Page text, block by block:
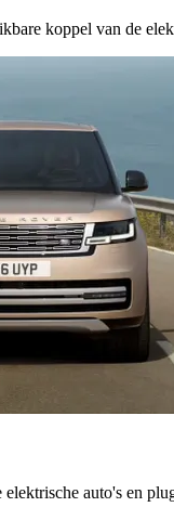
koppel van de
elektrische auto's en